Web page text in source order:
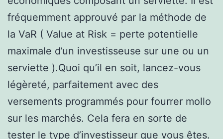
fréquemment approuvé par la méthode de
la VaR ( Value at Risk = perte potentielle
maximale d’un investisseuse sur une ou un
serviette ).Quoi qu’il en soit, lancez-vous
légèreté, parfaitement avec des
versements programmés pour fourrer mollo
sur les marchés. Cela fera en sorte de
tester le type d’investisseur que vous êtes.